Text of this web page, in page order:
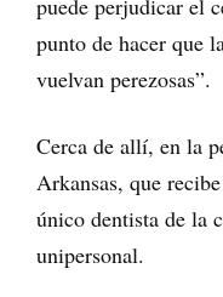
puede perjudicar el
punto de hacer que
vuelvan perezosas”.
Cerca de allí, en la
Arkansas, que
único dentista de la
unipersonal.